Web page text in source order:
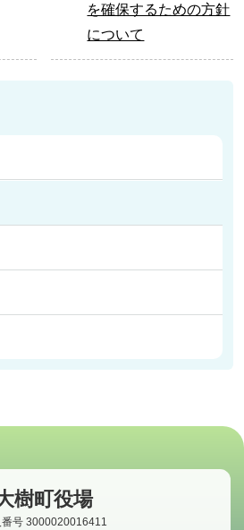
を確保するための方針
について
樹町役場
番号 3000020016411